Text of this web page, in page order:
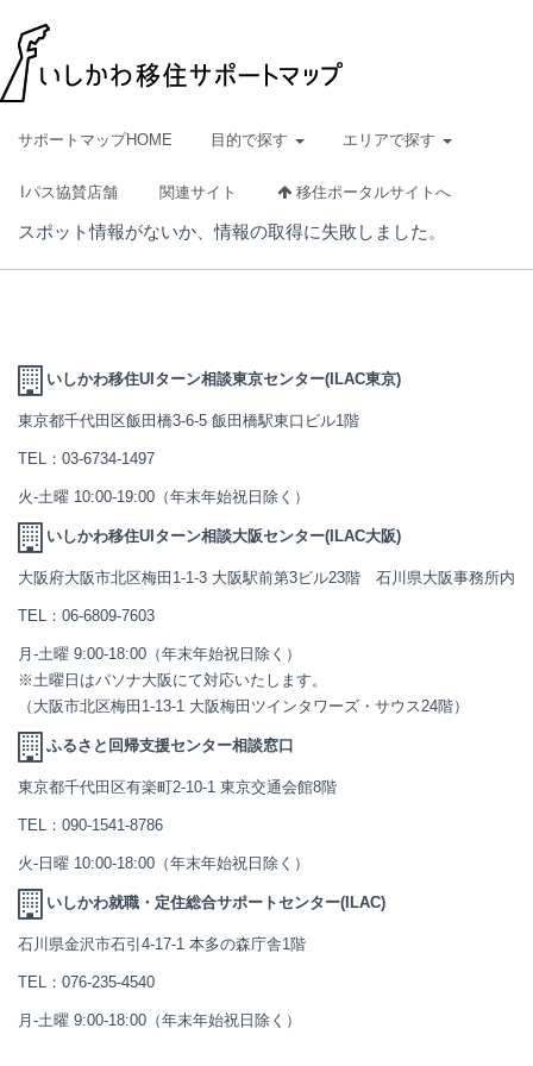
サポートマップHOME 目的で探す エリアで探す
Iパス協賛店舗 関連サイト 移住ポータルサイトへ
スポット情報がないか、情報の取得に失敗しました。
いしかわ移住UIターン相談東京センター(ILAC東京)
東京都千代田区飯田橋3-6-5 飯田橋駅東口ビル1階
TEL： 03-6734-1497
火-土曜 10:00-19:00（年末年始祝日除く）
いしかわ移住UIターン相談大阪センター(ILAC大阪)
大阪府大阪市北区梅田1-1-3 大阪駅前第3ビル23階 石川県大阪事務所内
TEL： 06-6809-7603
月-土曜 9:00-18:00（年末年始祝日除く）
※土曜日はパソナ大阪にて対応いたします。
（大阪市北区梅田1-13-1 大阪梅田ツインタワーズ・サウス24階）
ふるさと回帰支援センター相談窓口
東京都千代田区有楽町2-10-1 東京交通会館8階
TEL： 090-1541-8786
火-日曜 10:00-18:00（年末年始祝日除く）
いしかわ就職・定住総合サポートセンター(ILAC)
石川県金沢市石引4-17-1 本多の森庁舎1階
TEL： 076-235-4540
月-土曜 9:00-18:00（年末年始祝日除く）